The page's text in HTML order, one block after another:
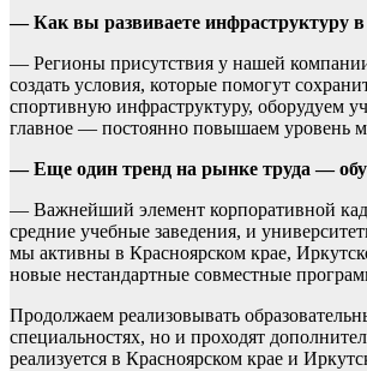
— Как вы развиваете инфраструктуру в
— Регионы присутствия у нашей
создать условия, которые помогут
спортивную инфраструктуру, оборудуем
главное — постоянно повышаем уровень
— Еще один тренд на рынке труда —
— Важнейший элемент корпоративной
средние учебные заведения, и
мы активны в Красноярском крае,
новые нестандартные совместные
Продолжаем реализовывать
специальностях, но и проходят
реализуется в Красноярском крае и